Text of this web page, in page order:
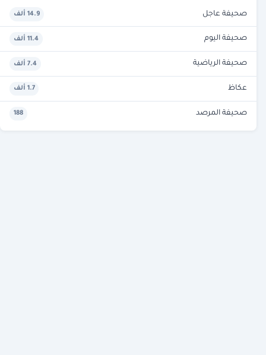
صحيفة عاجل 14.9 ألف
صحيفة اليوم 11.4 ألف
صحيفة الرياضية 7.4 ألف
عكاظ 1.7 ألف
صحيفة المرصد 188